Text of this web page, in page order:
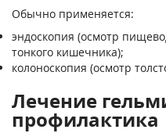
Обычно применяется:
эндоскопия (осмотр
тонкого кишечника);
колоноскопия (осмотр
Лечение
профилактика